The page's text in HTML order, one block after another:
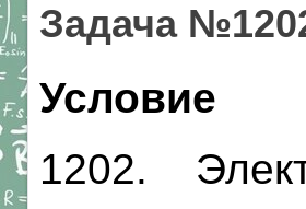
Задача
Условие
1202.